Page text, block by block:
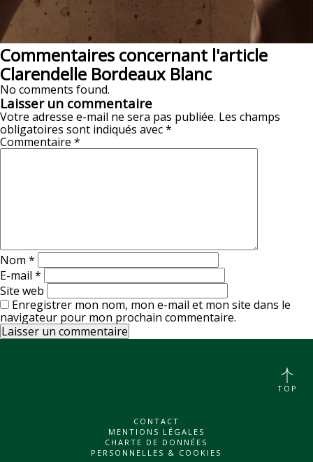
Commentaires concernant l'article
Clarendelle Bordeaux Blanc
No comments found.
Laisser un commentaire
Votre adresse e-mail ne sera pas publiée. Les champs
obligatoires sont indiqués avec*
Commentaire *
Nom *
E-mail *
Site web
Enregistrer mon nom, mon e-mail et mon site dans le
navigateur pour mon prochain commentaire.
CONTACT
MENTIONS LÉGALES
CHARTE DE DONNÉES
PERSONNELLES & COOKIES
TOP